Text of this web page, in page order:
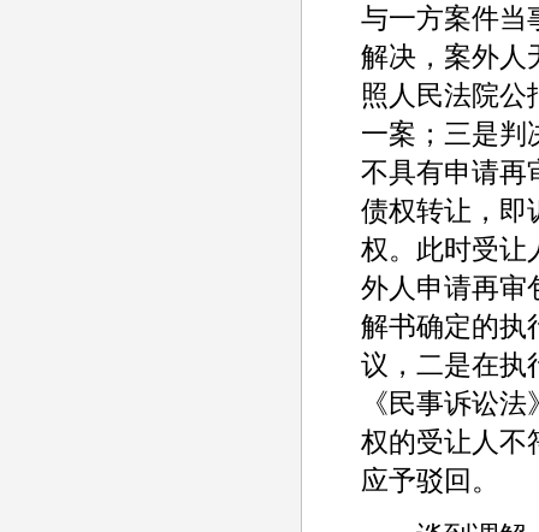
与一方案件当
解决，案外人
照人民法院公
一案；三是判
不具有申请再
债权转让，即
权。此时受让
外人申请再审
解书确定的执
议，二是在执
《民事诉讼
权的受让人不
应予驳回。